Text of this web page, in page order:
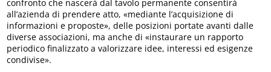
confronto che nascerà dal tavolo permanente consentirà
all’azienda di prendere atto, «mediante l’acquisizione di
informazioni e proposte», delle posizioni portate avanti dalle
diverse associazioni, ma anche di «instaurare un rapporto
periodico finalizzato a valorizzare idee, interessi ed esigenze
condivise».